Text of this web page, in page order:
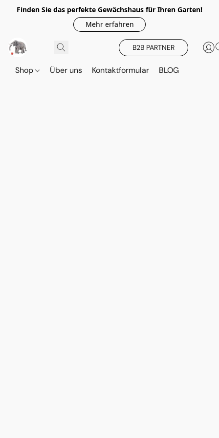
Finden Sie das perfekte Gewächshaus für Ihren Garten!
Mehr erfahren
B2B PARTNER
Shop Über uns Kontaktformular BLOG